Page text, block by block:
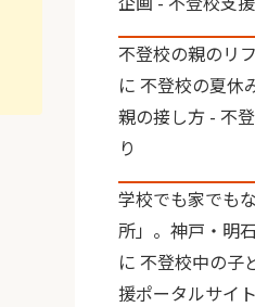
不登校の親のリ
に 不登校の夏休
親の接し方 - 不
り
学校でも家でも
所」。神戸・明
に 不登校中の子
援ポータルサイ